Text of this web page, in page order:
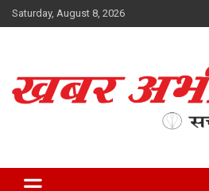
Skip
to
Saturday, August 8, 2026